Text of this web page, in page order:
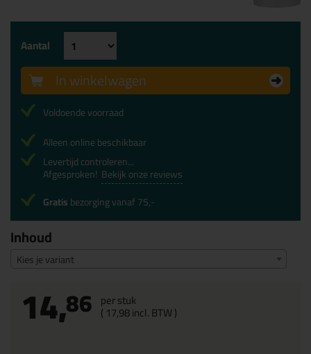
Inhoud
Kies je variant
14,86 per stuk
( 17,98incl. BTW )
Aantal
In winkelwagen
Voldoende voorraad
Alleen online beschikbaar
Levertijd controleren...
Afgesproken! Bekijk onze reviews
Gratisbezorging vanaf 75,-